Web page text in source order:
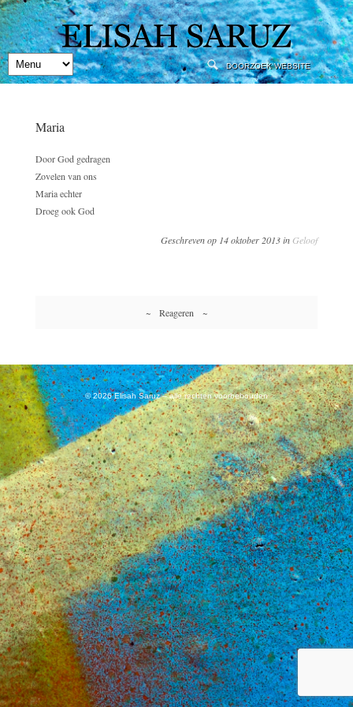
Maria
Door God gedragen
Zovelen van ons
Maria echter
Droeg ook God
Geschreven op 14 oktober 2013 in Geloof
~ Reageren ~
© 2026 Elisah Saruz – alle rechten voorbehouden